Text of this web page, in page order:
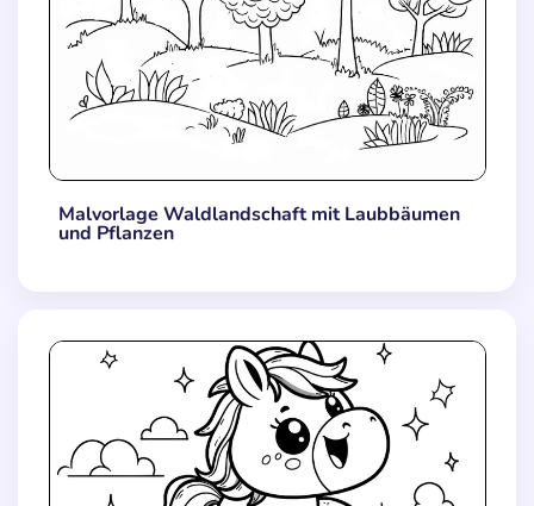
Malvorlage Waldlandschaft mit Laubbäumen
und Pflanzen